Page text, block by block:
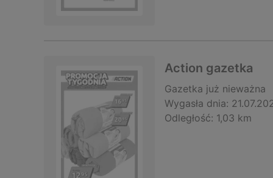
Action gazetka
Gazetka już nieważna
Wygasła dnia:
Odległość: 1,03 km